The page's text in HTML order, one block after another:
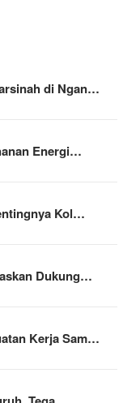
di Ngan…
Energi…
Kol…
Dukung…
Kerja Sam…